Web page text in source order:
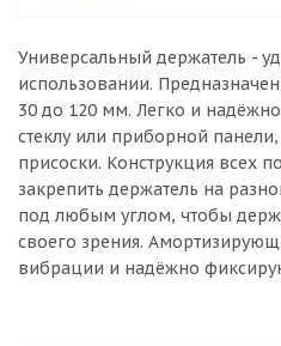
Универсальный держатель -
использовании.
30 до 120 мм. Легко и
стеклу или приборной
присоски. Конструкция всех
закрепить держатель на
под любым углом, чтобы
своего зрения.
вибрации и надёжно